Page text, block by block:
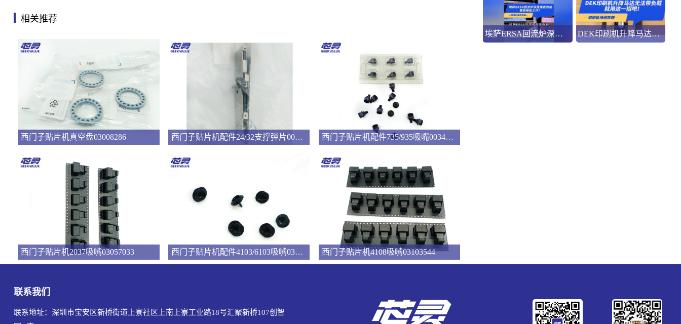
相关推荐
西门子贴片机真空盘03008286 西门子贴片机配件24/32支撑弹片00322181 西门子贴片机配件735/935吸嘴00346524
西门子贴片机2037吸嘴03057033 西门子贴片机配件4103/6103吸嘴03101981 西门子贴片机4108吸嘴03103544
埃萨ERSA回流炉深度保养，到底要做哪些工作？ DEK印刷机升降马达无法带负载就用这一招吧！
联系我们
联系地址：深圳市宝安区新桥街道上寮社区上南上寮工业路18号汇聚新桥107创智